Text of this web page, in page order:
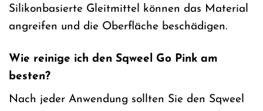
Silikonbasierte Gleitmittel können das Material
angreifen und die Oberfläche beschädigen.
Wie reinige ich den Sqweel Go Pink am
besten?
Nach jeder Anwendung sollten Sie den Sqweel